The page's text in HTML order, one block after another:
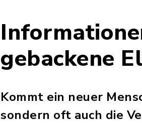
gebackene
Kommt ein neuer
sondern oft auch die